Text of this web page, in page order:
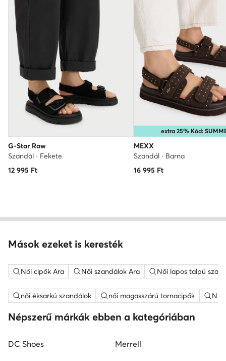
G-Star Raw
Szandál · Fekete
12 995 Ft
extra 25% Kód:
MEXX
Szandál · Barna
16 995 Ft
Mások ezeket is keresték
Női cipők Ara Női szandálok Ara Női lapos talpú
női éksarkú szandálok női magasszárú tornacipők
Népszerű márkák ebben a kategóriában
DC Shoes Merrell